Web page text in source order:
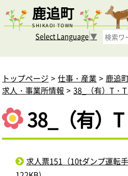
鹿追町
SHIKAOI TOWN
Select Language▼
トップページ 仕事・産業
鹿追
求人・事業所情報
38_（有）T・
38_（有）
求人票151（10tダンプ運転手